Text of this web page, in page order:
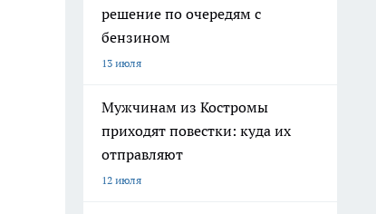
решение по очередям с
бензином
13 июля
Мужчинам из Костромы
приходят повестки: куда их
отправляют
12 июля